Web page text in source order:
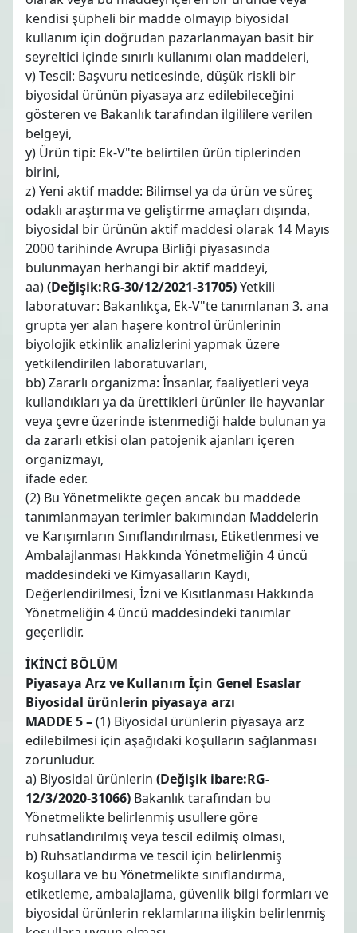
kendisi şüpheli bir madde olmayıp biyosidal
kullanım için doğrudan pazarlanmayan basit bir
seyreltici içinde sınırlı kullanımı olan maddeleri,
v) Tescil: Başvuru neticesinde, düşük riskli bir
biyosidal ürünün piyasaya arz edilebileceğini
gösteren ve Bakanlık tarafından ilgililere verilen
belgeyi,
y) Ürün tipi: Ek-V"te belirtilen ürün tiplerinden
birini,
z) Yeni aktif madde: Bilimsel ya da ürün ve süreç
odaklı araştırma ve geliştirme amaçları dışında,
biyosidal bir ürünün aktif maddesi olarak 14 Mayıs
2000 tarihinde Avrupa Birliği piyasasında
bulunmayan herhangi bir aktif maddeyi,
aa)(Değişik:RG-30/12/2021-31705)Yetkili
laboratuvar: Bakanlıkça, Ek-V"te tanımlanan 3. ana
grupta yer alan haşere kontrol ürünlerinin
biyolojik etkinlik analizlerini yapmak üzere
yetkilendirilen laboratuvarları,
bb) Zararlı organizma: İnsanlar, faaliyetleri veya
kullandıkları ya da ürettikleri ürünler ile hayvanlar
veya çevre üzerinde istenmediği halde bulunan ya
da zararlı etkisi olan patojenik ajanları içeren
organizmayı,
ifade eder.
(2) Bu Yönetmelikte geçen ancak bu maddede
tanımlanmayan terimler bakımından Maddelerin
ve Karışımların Sınıflandırılması, Etiketlenmesi ve
Ambalajlanması Hakkında Yönetmeliğin 4 üncü
maddesindeki ve Kimyasalların Kaydı,
Değerlendirilmesi, İzni ve Kısıtlanması Hakkında
Yönetmeliğin 4 üncü maddesindeki tanımlar
geçerlidir.
İKİNCİ BÖLÜM
Piyasaya Arz ve Kullanım İçin Genel Esaslar
Biyosidal ürünlerin piyasaya arzı
MADDE 5 –(1) Biyosidal ürünlerin piyasaya arz
edilebilmesi için aşağıdaki koşulların sağlanması
zorunludur.
a) Biyosidal ürünlerin (Değişik ibare:RG-
12/3/2020-31066) Bakanlık tarafından bu
Yönetmelikte belirlenmiş usullere göre
ruhsatlandırılmış veya tescil edilmiş olması,
b) Ruhsatlandırma ve tescil için belirlenmiş
koşullara ve bu Yönetmelikte sınıflandırma,
etiketleme, ambalajlama, güvenlik bilgi formları ve
biyosidal ürünlerin reklamlarına ilişkin belirlenmiş